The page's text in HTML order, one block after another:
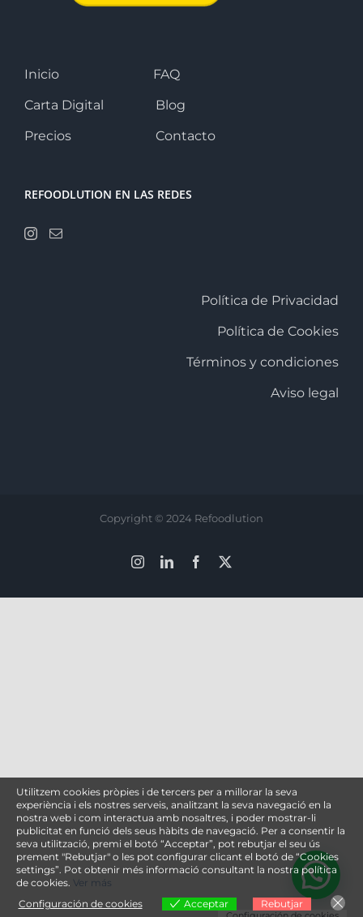
Inicio
FAQ
Carta Digital
Blog
Precios
Contacto
REFOODLUTION EN LAS REDES
Política de Privacidad
Política de Cookies
Términos y condiciones
Aviso legal
Copyright © 2024 Refoodlution
InstagramLinkedInFacebook
Utilitzem cookies pròpies i de tercers per a millorar la seva
experiència i els nostres serveis, analitzant la seva navegació en la
nostra web i com interactua amb nosaltres, i poder mostrar-li
publicitat en funció dels seus hàbits de navegació. Per a consentir la
seva utilització, premi el botó “Acceptar”, pot rebutjar el seu ús
prement "Rebutjar" o les pot configurar clicant el botó de “Cookies
settings”. Pot obtenir més informació consultant la nostra política
de cookies. Ver más
Configuración de cookies
Acceptar Rebutjar